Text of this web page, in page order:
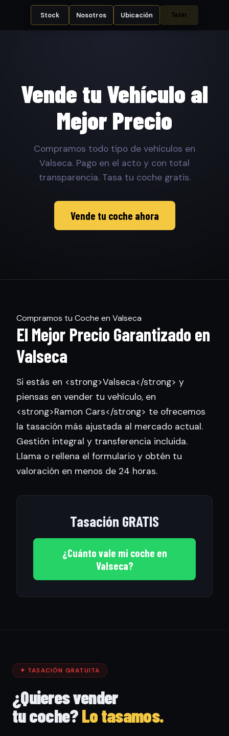
Stock Nosotros Ubicación Tasar
Vende tu Vehículo al
Mejor Precio
Compramos todo tipo de vehículos en
Valseca. Pago en el acto y con total
transparencia. Tasa tu coche gratis.
Vende tu coche ahora
Compramos tu Coche en Valseca
El Mejor Precio Garantizado en
Valseca
Si estás en <strong>Valseca</strong> y
piensas en vender tu vehículo, en
<strong>Ramon Cars</strong> te ofrecemos
la tasación más ajustada al mercado actual.
Gestión integral y transferencia incluida.
Llama o rellena el formulario y obtén tu
valoración en menos de 24 horas.
Tasación GRATIS
¿Cuánto vale mi coche en
Valseca?
✦ TASACIÓN GRATUITA
¿Quieres vender
tu coche?Lo tasamos.